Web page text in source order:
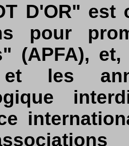
D'OR" est
pour
(APFA),
les